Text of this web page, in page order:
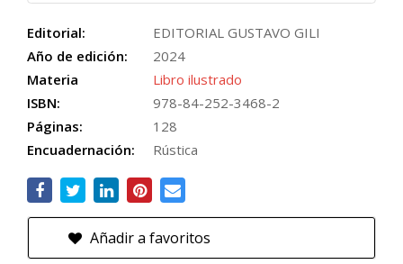
Editorial:
EDITORIAL GUSTAVO GILI
Año de edición:
2024
Materia
Libro ilustrado
ISBN:
978-84-252-3468-2
Páginas:
128
Encuadernación:
Rústica
Añadir a favoritos